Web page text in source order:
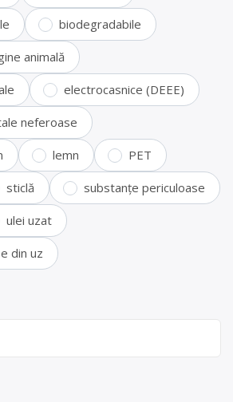
biodegradabile
animală
electrocasnice (DEEE)
neferoase
lemn PET
sticlă substanțe periculoase
ulei uzat
din uz